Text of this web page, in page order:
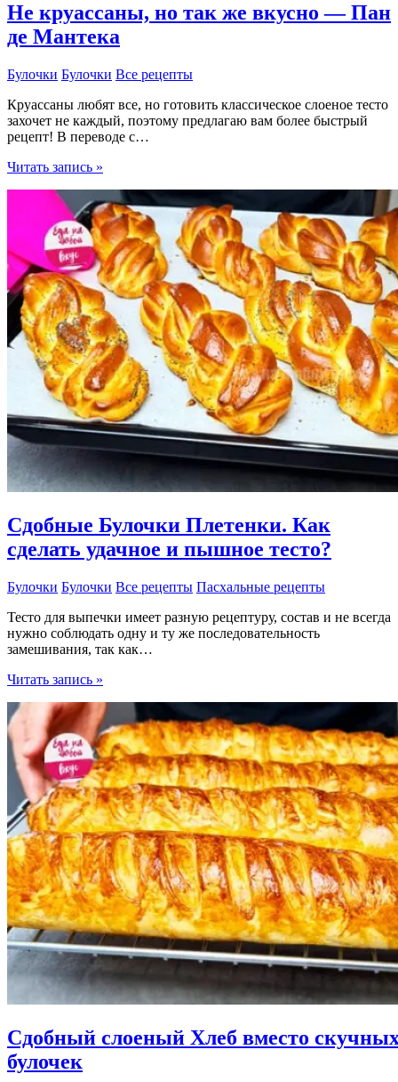
Не круассаны, но так же вкусно — Пан
де Мантека
Булочки Булочки Все рецепты
Круассаны любят все, но готовить классическое слоеное тесто
захочет не каждый, поэтому предлагаю вам более быстрый
рецепт! В переводе с…
Не
вкусно
—
Пан
де
Мантека
Читать запись »
Сдобные Булочки Плетенки. Как
сделать удачное и пышное тесто?
Булочки Булочки Все рецепты Пасхальные рецепты
Тесто для выпечки имеет разную рецептуру, состав и не всегда
нужно соблюдать одну и ту же последовательность
замешивания, так как…
Сдобные
Плетенки.
Как
сделать
удачное
пышное
тесто?
Читать запись »
Сдобный слоеный Хлеб вместо
булочек